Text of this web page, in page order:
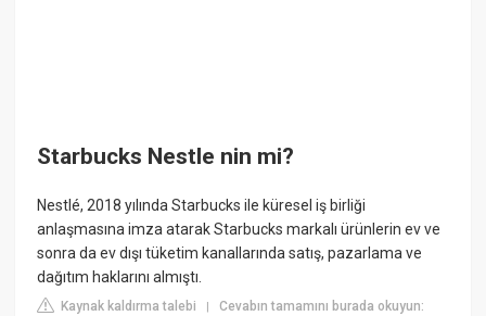
Starbucks Nestle nin mi?
Nestlé, 2018 yılında Starbucks ile küresel iş birliği
anlaşmasına imza atarak Starbucks markalı ürünlerin ev ve
sonra da ev dışı tüketim kanallarında satış, pazarlama ve
dağıtım haklarını almıştı.
Kaynak kaldırma talebi |Cevabın tamamını burada okuyun: